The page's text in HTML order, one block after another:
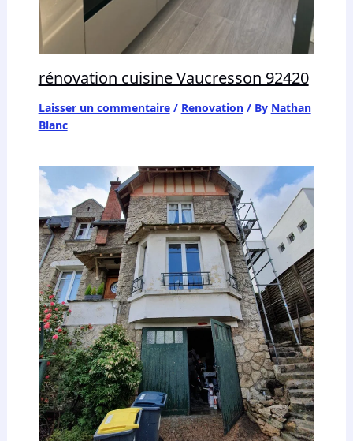
rénovation cuisine Vaucresson 92420
Laisser un commentaire / Renovation/ By Nathan
Blanc